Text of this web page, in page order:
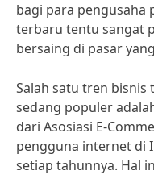
bagi para pengusaha
terbaru tentu sangat
bersaing di pasar
Salah satu tren bisnis
sedang populer
dari Asosiasi E-
pengguna internet di
setiap tahunnya. Hal